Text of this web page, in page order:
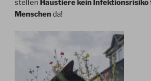
stellen Haustiere kein Infektionsrisiko
Menschenda!